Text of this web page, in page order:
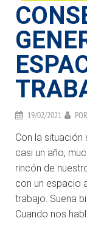
19/02/2021 POR
Con la situación
casi un año,
rincón de
con un espacio
trabajo. Suena
Cuando nos